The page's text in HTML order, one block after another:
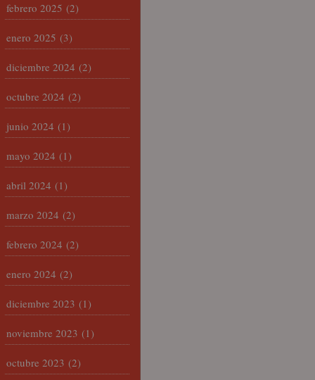
febrero 2025 (2)
enero 2025 (3)
diciembre 2024 (2)
octubre 2024 (2)
junio 2024 (1)
mayo 2024 (1)
abril 2024 (1)
marzo 2024 (2)
febrero 2024 (2)
enero 2024 (2)
diciembre 2023 (1)
noviembre 2023 (1)
octubre 2023 (2)